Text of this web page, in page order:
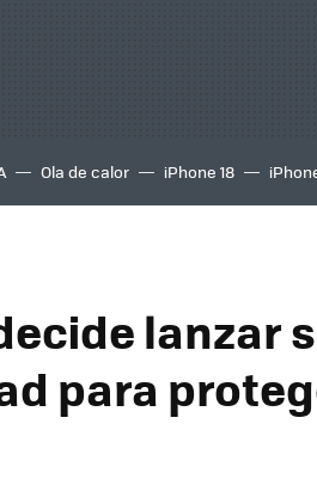
Ola de calor iPhone 18
lanzar
para